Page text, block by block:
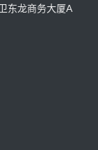
东龙商务大厦A